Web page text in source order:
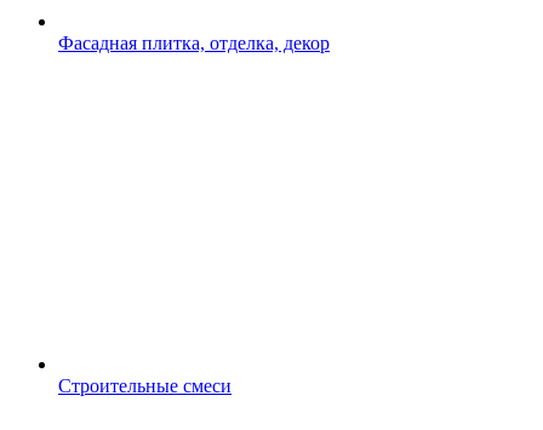
Фасадная плитка, отделка, декор
Строительные смеси